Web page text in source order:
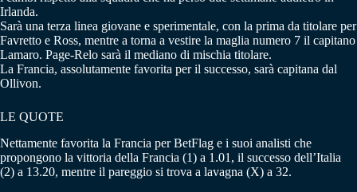
Irlanda.
Sarà una terza linea giovane e sperimentale, con la prima da titolare per
Favretto e Ross, mentre a torna a vestire la maglia numero 7 il capitano
Lamaro. Page-Relo sarà il mediano di mischia titolare.
La Francia, assolutamente favorita per il successo, sarà capitana dal
Ollivon.
LE QUOTE
Nettamente favorita la Francia per BetFlag e i suoi analisti che
propongono la vittoria della Francia (1) a 1.01, il successo dell’Italia
(2) a 13.20, mentre il pareggio si trova a lavagna (X) a 32.